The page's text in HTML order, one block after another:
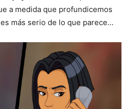
a medida que profundicemos
más serio de lo que parece…